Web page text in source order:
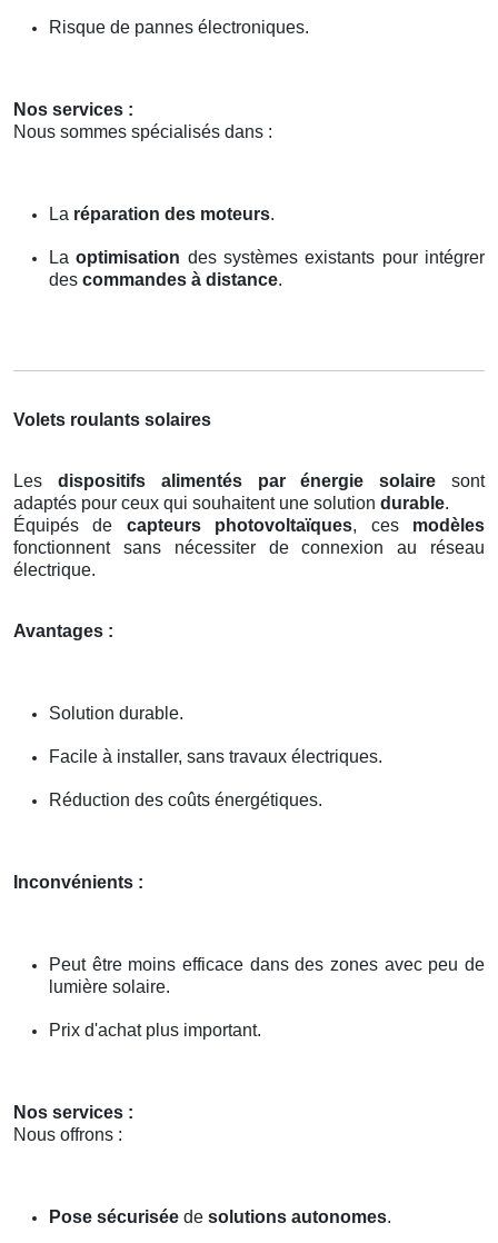
Risque de pannes électroniques.
Nos services :
Nous sommes spécialisés dans :
La réparation des moteurs.
Laoptimisation des systèmes existants pour intégrer
des commandes à distance.
Volets roulants solaires
Les dispositifs alimentés par énergie solaire sont
adaptés pour ceux qui souhaitent une solution durable.
Équipés de capteurs photovoltaïques, ces modèles
fonctionnent sans nécessiter de connexion au réseau
électrique.
Avantages :
Solution durable.
Facile à installer, sans travaux électriques.
Réduction des coûts énergétiques.
Inconvénients :
Peut être moins efficace dans des zones avec peu de
lumière solaire.
Prix d'achat plus important.
Nos services :
Nous offrons :
Pose sécurisée de solutions autonomes.